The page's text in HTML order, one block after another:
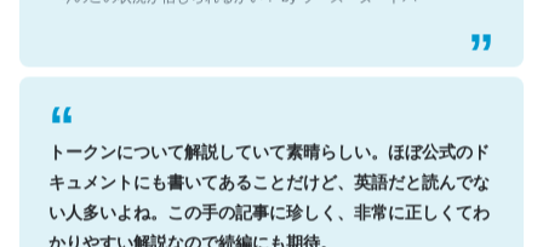
トークンについて解説していて素晴らしい。ほぼ公式のド
キュメントにも書いてあることだけど、英語だと読んでな
い人多いよね。この手の記事に珍しく、非常に正しくてわ
かりやすい解説なので続編にも期待。